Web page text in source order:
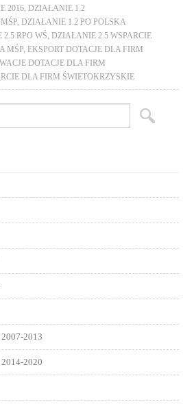
2016,DZIAŁANIE 1.2
,DZIAŁANIE 1.2 PO POLSKA
RPO WŚ,DZIAŁANIE 2.5 WSPARCIE
MŚP,EKSPORT DOTACJE DLA FIRM
DOTACJE DLA FIRM
DLA FIRM ŚWIETOKRZYSKIE
2013
2020